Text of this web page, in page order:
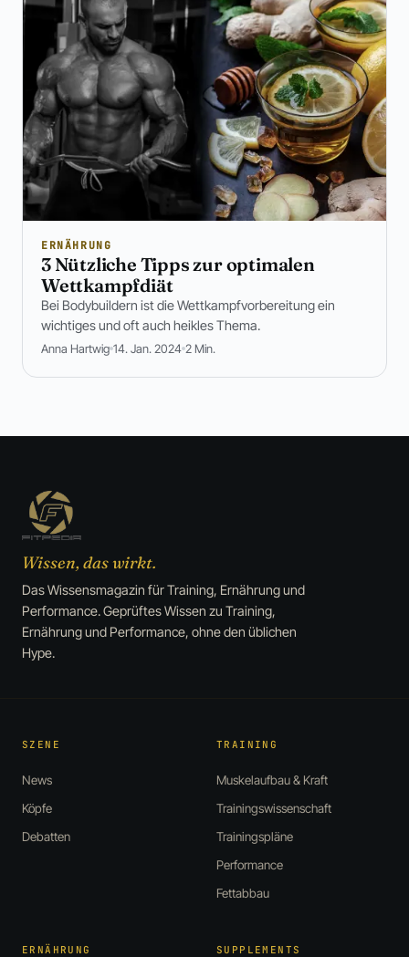
ERNÄHRUNG
3 Nützliche Tipps zur optimalen
Wettkampfdiät
Bei Bodybuildern ist die Wettkampfvorbereitung ein
wichtiges und oft auch heikles Thema.
Anna Hartwig 14. Jan. 2024 2 Min.
Wissen, das wirkt.
Das Wissensmagazin für Training, Ernährung und
Performance. Geprüftes Wissen zu Training,
Ernährung und Performance, ohne den üblichen
Hype.
SZENE
News
Köpfe
Debatten
TRAINING
Muskelaufbau & Kraft
Trainingswissenschaft
Trainingspläne
Performance
Fettabbau
ERNÄHRUNG SUPPLEMENTS